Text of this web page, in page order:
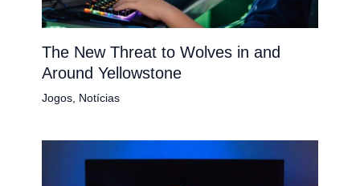
The New Threat to Wolves in and
Around Yellowstone
Jogos, Notícias